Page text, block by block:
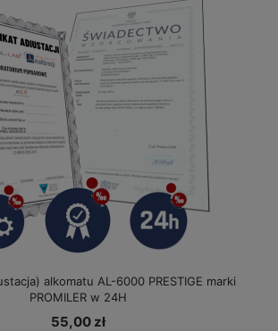
alkomatu AL-6000 PRESTIGE marki
PROMILER w 24H
55,00 zł